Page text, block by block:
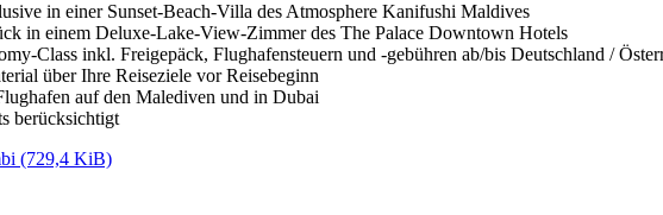
in einer Sunset-Beach-Villa des Atmosphere Kanifushi Maldives
in einem Deluxe-Lake-View-Zimmer des The Palace Downtown Hotels
Class inkl. Freigepäck, Flughafensteuern und -gebühren ab/bis Deutschland /
über Ihre Reiseziele vor Reisebeginn
auf den Malediven und in Dubai
berücksichtigt
(729,4 KiB)